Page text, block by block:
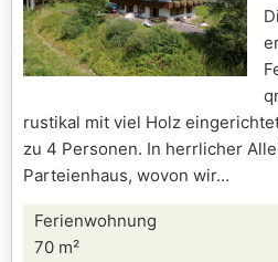
rustikal mit viel Holz
zu 4 Personen. In herrlicher
Parteienhaus, wovon wir
Ferienwohnung
70 m²